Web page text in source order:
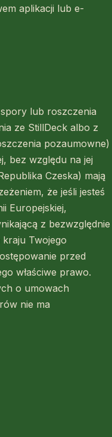
aplikacji lub e-
lub roszczenia
ze StillDeck albo z
pozaumowne)
bez względu na jej
Czeska) mają
że jeśli jesteś
Europejskiej,
z bezwzględnie
Twojego
przed
właściwe prawo.
o umowach
nie ma